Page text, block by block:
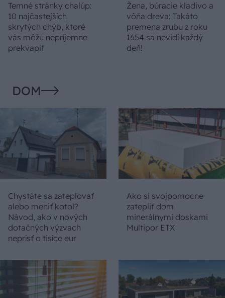
Temné stránky chalúp:
10 najčastejších
skrytých chýb, ktoré
vás môžu nepríjemne
prekvapiť
Žena, búracie kladivo a
vôňa dreva: Takáto
premena zrubu z roku
1654 sa nevidí každý
deň!
DOM
Chystáte sa zatepľovať
alebo meniť kotol?
Návod, ako v nových
dotačných výzvach
neprísť o tisíce eur
Ako si svojpomocne
zatepliť dom
minerálnymi doskami
Multipor ETX